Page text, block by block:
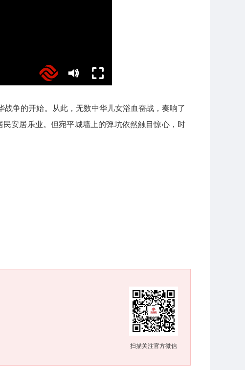
战争的开始。从此，无数中华儿女浴血奋战，奏响了
安居乐业。但宛平城墙上的弹坑依然触目惊心，时
扫描关注官方微信